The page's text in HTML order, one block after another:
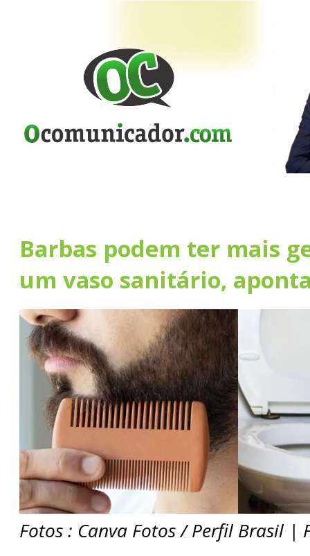
Barbas podem ter mais
um vaso sanitário,
Fotos : Canva Fotos / Perfil Brasil |